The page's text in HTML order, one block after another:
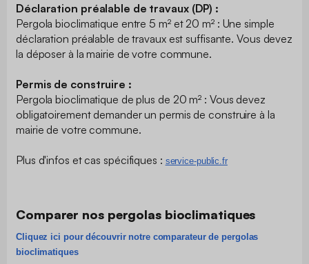
Déclaration préalable de travaux (DP) :
Pergola bioclimatique entre 5 m² et 20 m² : Une simple
déclaration préalable de travaux est suffisante. Vous devez
la déposer à la mairie de votre commune.
Permis de construire :
Pergola bioclimatique de plus de 20 m² : Vous devez
obligatoirement demander un permis de construire à la
mairie de votre commune.
Plus d'infos et cas spécifiques : ​service-public.fr
Comparer nos pergolas bioclimatiques
Cliquez ici pour découvrir notre comparateur de pergolas
bioclimatiques